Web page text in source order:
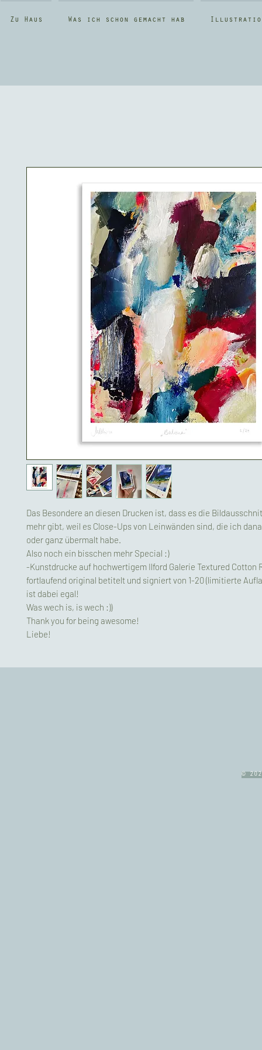
Zu Haus Was ich schon gemacht hab
Das Besondere an diesen Drucken ist, dass es die
mehr gibt, weil es Close-Ups von Leinwänden sind, die ich
oder ganz übermalt habe.
Also noch ein bisschen mehr Special :)
-Kunstdrucke auf hochwertigem Ilford Galerie Textured Cotton
fortlaufend original betitelt und signiert von 1-20 (limitierte
ist dabei egal!
Was wech is, is wech :))
Thank you for being awesome!
Liebe!
©